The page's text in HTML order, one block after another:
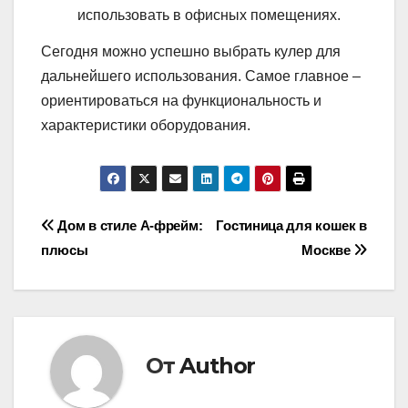
использовать в офисных помещениях.
Сегодня можно успешно выбрать кулер для
дальнейшего использования. Самое главное –
ориентироваться на функциональность и
характеристики оборудования.
Навигация
Гостиница для кошек в
Москве
Дом в стиле А-фрейм:
плюсы
ОтAuthor